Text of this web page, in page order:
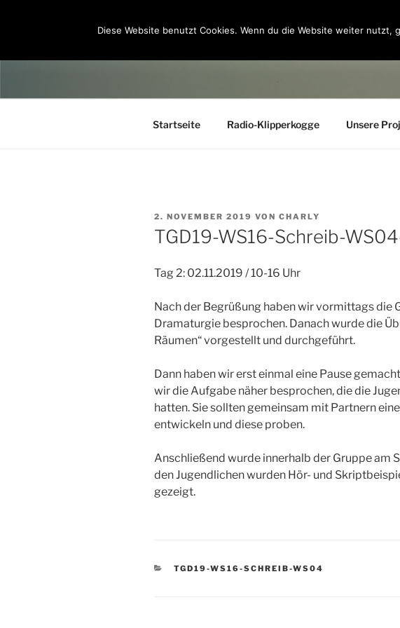
Startseite Radio-Klipperkogge Unsere
VERÖFFENTLICHT
AM
2. NOVEMBER 2019 VON CHARLY
TGD19-WS16-Schreib-
Tag 2: 02.11.2019 / 10-16 Uhr
Nach der Begrüßung haben wir vormittags die
Dramaturgie besprochen. Danach wurde die
Räumen“ vorgestellt und durchgeführt.
Dann haben wir erst einmal eine Pause
wir die Aufgabe näher besprochen, die die
hatten. Sie sollten gemeinsam mit Partnern
entwickeln und diese proben.
Anschließend wurde innerhalb der Gruppe am
den Jugendlichen wurden Hör- und
gezeigt.
KATEGORIEN
TGD19-WS16-SCHREIB-WS04
Diese Website benutzt Cookies. Wenn du die Website weiter nutzt,